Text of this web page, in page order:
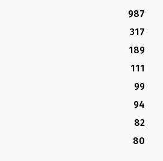
987
317
189
111
99
94
82
80